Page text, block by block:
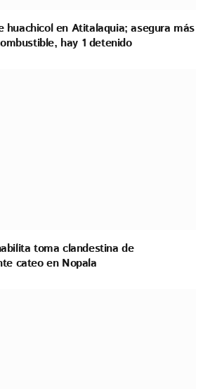
huachicol en Atitalaquia; asegura más
hay 1 detenido
toma clandestina de
cateo en Nopala